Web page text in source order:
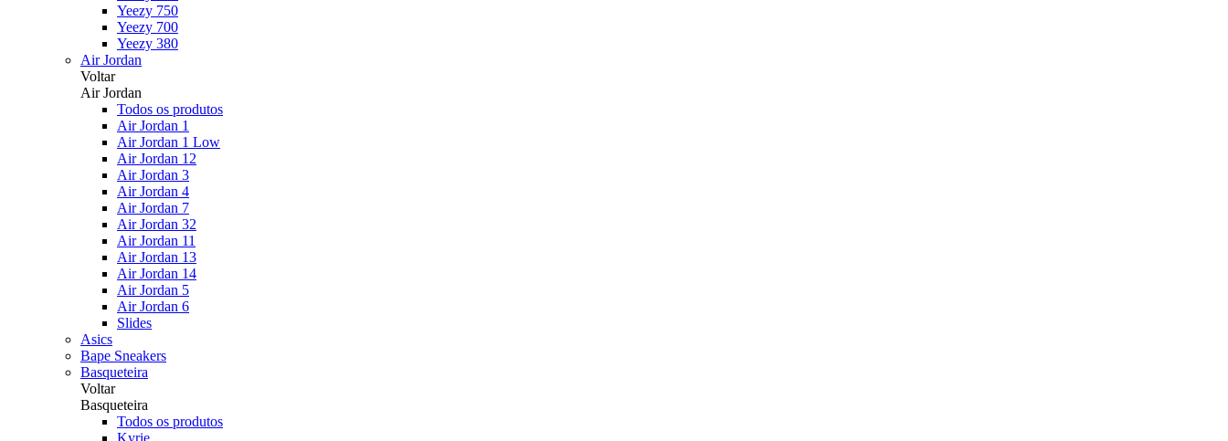
Yeezy 750
Yeezy 700
Yeezy 380
Air Jordan
Voltar
Air Jordan
Todos os produtos
Air Jordan 1
Air Jordan 1 Low
Air Jordan 12
Air Jordan 3
Air Jordan 4
Air Jordan 7
Air Jordan 32
Air Jordan 11
Air Jordan 13
Air Jordan 14
Air Jordan 5
Air Jordan 6
Slides
Asics
Bape Sneakers
Basqueteira
Voltar
Basqueteira
Todos os produtos
Kyrie